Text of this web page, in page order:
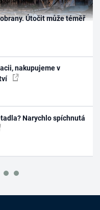
Útočit může téměř
nakupujeme v
Narychlo spíchnutá